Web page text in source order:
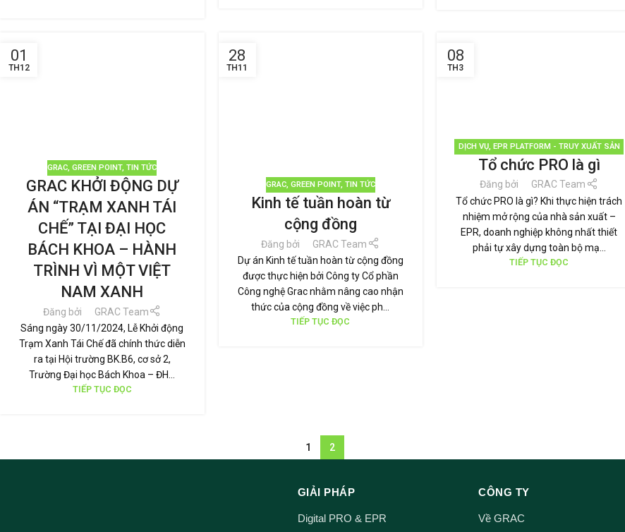
01
TH12
GRAC,GREEN POINT,TIN TỨC
GRAC KHỞI ĐỘNG DỰ
ÁN “TRẠM XANH TÁI
CHẾ” TẠI ĐẠI HỌC
BÁCH KHOA – HÀNH
TRÌNH VÌ MỘT VIỆT
NAM XANH
Đăng bởi
GRAC Team
Sáng ngày 30/11/2024, Lễ Khởi động
Trạm Xanh Tái Chế đã chính thức diễn
ra tại Hội trường BK.B6, cơ sở 2,
Trường Đại học Bách Khoa – ĐH...
TIẾP TỤC ĐỌC
28
TH11
GRAC, GREEN POINT, TIN TỨC
Kinh tế tuần hoàn từ
cộng đồng
Đăng bởi
GRAC Team
Dự án Kinh tế tuần hoàn từ cộng đồng
được thực hiện bởi Công ty Cổ phần
Công nghệ Grac nhằm nâng cao nhận
thức của cộng đồng về việc ph...
TIẾP TỤC ĐỌC
08
TH3
DỊCH VỤ, EPR PLATFORM - TRUY XUẤT SẢN
PHẨM,EPR-PRO,GRAC,GREEN POINT,
TÁI CHẾ TÁI SỬ
THƯƠNG HIỆU BỀN VỮNG
Tổ chức PRO là gì
Đăng bởi
GRAC Team
Tổ chức PRO là gì? Khi thực hiện trách
nhiệm mở rộng của nhà sản xuất –
EPR, doanh nghiệp không nhất thiết
phải tự xây dựng toàn bộ mạ...
TIẾP TỤC ĐỌC
1 2
GIẢI PHÁP
Digital PRO & EPR
CÔNG TY
Về GRAC